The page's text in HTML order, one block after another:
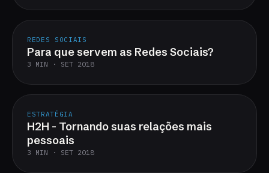
REDES SOCIAIS
Para que servem as Redes Sociais?
3 MIN · SET 2018
ESTRATÉGIA
H2H - Tornando suas relações mais
pessoais
3 MIN · SET 2018